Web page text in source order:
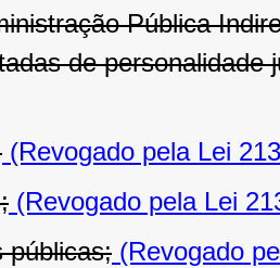
Pública
de personalidade
(Revogado pela Lei
(Revogado pela Lei
públicas; (Revogado